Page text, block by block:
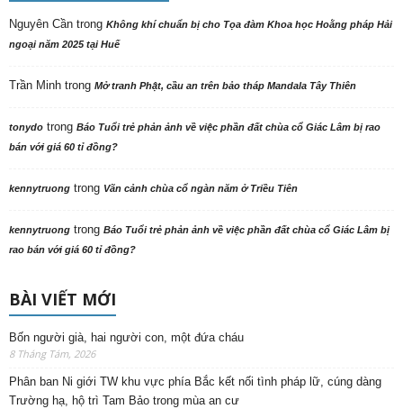
Nguyên Cần trong Không khí chuẩn bị cho Tọa đàm Khoa học Hoằng pháp Hải
ngoại năm 2025 tại Huế
Trần Minh trong Mở tranh Phật, cầu an trên bảo tháp Mandala Tây Thiên
tonydo trong Báo Tuổi trẻ phản ảnh về việc phần đất chùa cổ Giác Lâm bị rao
bán với giá 60 tỉ đồng?
kennytruong trong Vãn cảnh chùa cổ ngàn năm ở Triều Tiên
kennytruong trong Báo Tuổi trẻ phản ảnh về việc phần đất chùa cổ Giác Lâm bị
rao bán với giá 60 tỉ đồng?
BÀI VIẾT MỚI
Bốn người già, hai người con, một đứa cháu
8 Tháng Tám, 2026
Phân ban Ni giới TW khu vực phía Bắc kết nối tình pháp lữ, cúng dàng
Trường hạ, hộ trì Tam Bảo trong mùa an cư